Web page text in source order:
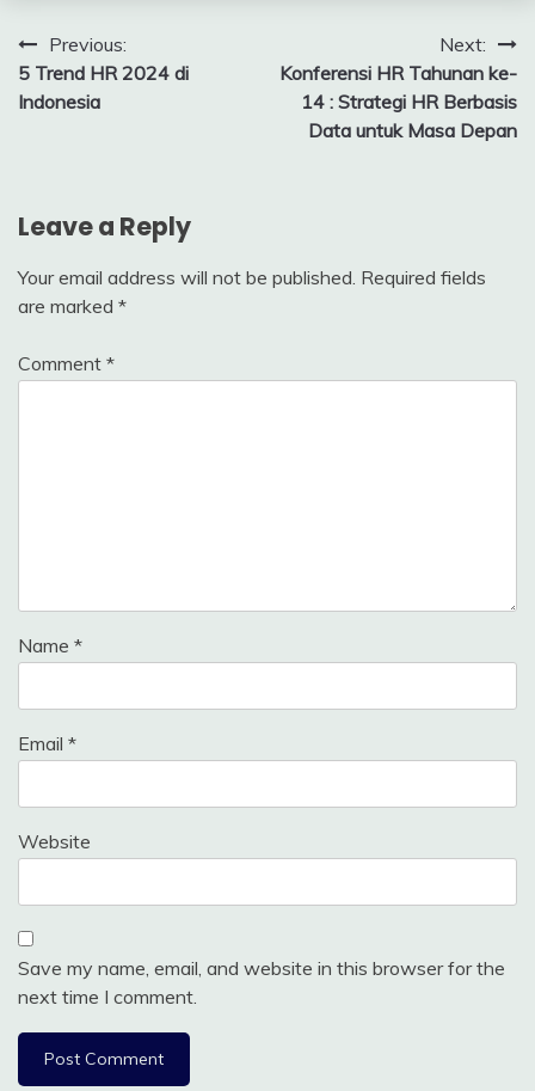
Post
navigation
Previous:
5 Trend HR 2024 di
Indonesia
Next:
Konferensi HR Tahunan ke-
14 : Strategi HR Berbasis
Data untuk Masa Depan
Leave a Reply
Your email address will not be published. Required fields
are marked *
Comment *
Name *
Email *
Website
Save my name, email, and website in this browser for the
next time I comment.